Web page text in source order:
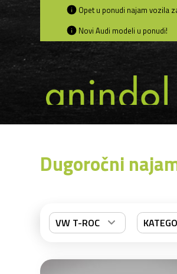
Opet u ponudi najam vozila
Novi Audi modeli u ponudi!
Dugoročni
VW T-ROC